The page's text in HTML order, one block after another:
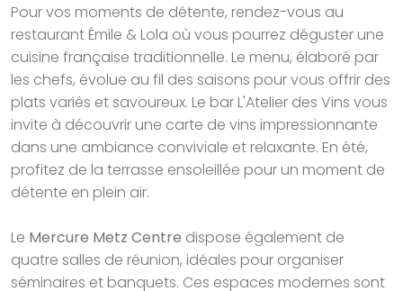
Pour vos moments de détente, rendez-vous au
restaurant Émile & Lola où vous pourrez déguster une
cuisine française traditionnelle. Le menu, élaboré par
les chefs, évolue au fil des saisons pour vous offrir des
plats variés et savoureux. Le bar L'Atelier des Vins vous
invite à découvrir une carte de vins impressionnante
dans une ambiance conviviale et relaxante. En été,
profitez de la terrasse ensoleillée pour un moment de
détente en plein air.
Le Mercure Metz Centre dispose également de
quatre salles de réunion, idéales pour organiser
séminaires et banquets. Ces espaces modernes sont